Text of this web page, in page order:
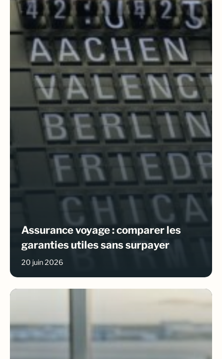
Assurance voyage : comparer les
garanties utiles sans surpayer
20 juin 2026